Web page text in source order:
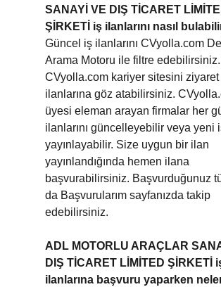
SANAYİ VE DIŞ TİCARET
ŞİRKETİ iş ilanlarını nasıl
Güncel iş ilanlarını CVyolla.com
Arama Motoru ile filtre
CVyolla.com kariyer sitesini
ilanlarına göz atabilirsiniz.
üyesi eleman arayan firmalar her
ilanlarını güncelleyebilir veya yeni
yayınlayabilir. Size uygun bir ilan
yayınlandığında hemen ilana
başvurabilirsiniz. Başvurduğunuz
da Başvurularım sayfanızda takip
edebilirsiniz.
ADL MOTORLU ARAÇLAR
DIŞ TİCARET LİMİTED ŞİRKETİ
ilanlarına başvuru yaparken